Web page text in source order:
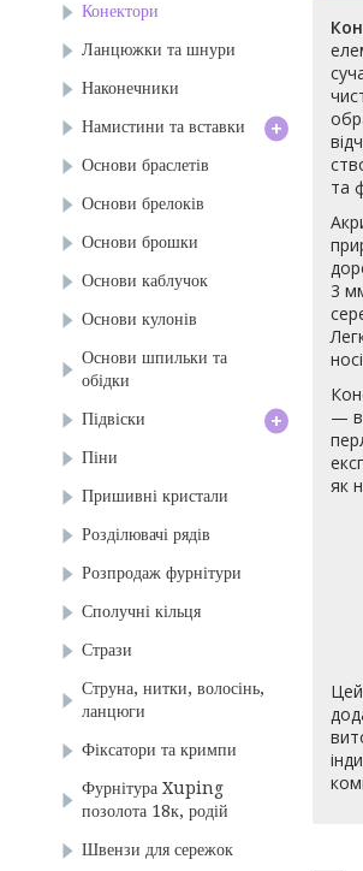
Конектори
Ланцюжки та шнури
Наконечники
Намистини та вставки
+
Основи браслетів
Основи брелоків
Основи брошки
Основи каблучок
Основи кулонів
Основи шпильки та
обідки
Підвіски
+
Піни
Пришивні кристали
Розділювачі рядів
Розпродаж фурнітури
Сполучні кільця
Стрази
Струна, нитки, волосінь,
ланцюги
Фіксатори та кримпи
Фурнітура Xuping
позолота 18к, родій
Швензи для сережок
та
3
—
як